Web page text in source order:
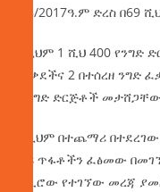
18/2017ዓ.ም ድረስ በ69
በዚህም 1 ሺህ 400 የንግድ
ፈቃደችና 2 በተሰረዘ ንግድ
የንግድ ድርጅቶች
ከዚህም በተጨማሪ
ልዩ ጥፋቶችን ፈፅመው
ከቢሮው የተገኘው መረጃ